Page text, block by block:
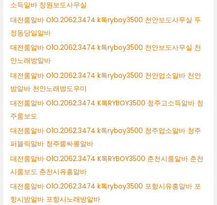
소득알바 창원보도사무실
대전룸알바 O1O.2062.3474 k톡ryboy3500 천안보도사무실 두
정동당일알바
대전룸알바 O1O.2062.3474 k톡ryboy3500 천안보도사무실 천
안노래방알바
대전룸알바 O1O.2062.3474 k톡ryboy3500 천안업소알바 천안
밤알바 천안노래방도우미
대전룸알바 O1O.2062.3474 K톡RYBOY3500 청주고소득알바 청
주룸보도
대전룸알바 O1O.2062.3474 k톡ryboy3500 청주업소알바 청주
퍼블릭알바 청주룸싸롱알바
대전룸알바 O1O.2062.3474 K톡RYBOY3500 춘천시룸알바 춘천
시룸보도 춘천시유흥알바
대전룸알바 O1O.2062.3474 k톡ryboy3500 포항시유흥알바 포
항시밤알바 포항시노래방알바